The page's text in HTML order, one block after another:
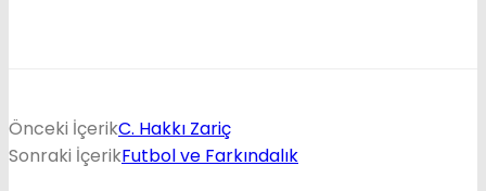
Önceki İçerikC. Hakkı Zariç
Sonraki İçerikFutbol ve Farkındalık